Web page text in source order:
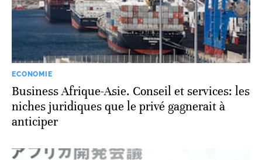
ECONOMIE
Business Afrique-Asie. Conseil et services: les
niches juridiques que le privé gagnerait à
anticiper